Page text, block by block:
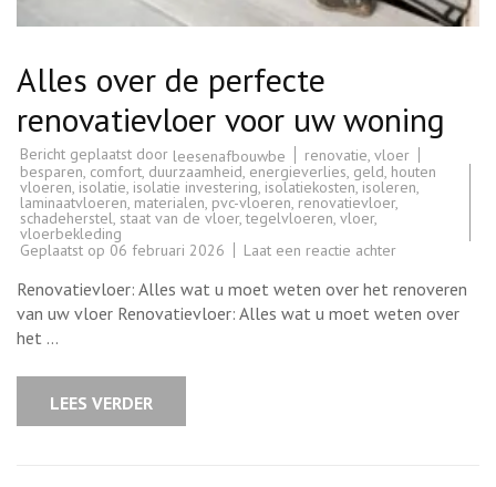
Alles over de perfecte
renovatievloer voor uw woning
Bericht geplaatst door leesenafbouwbe renovatie, vloer
besparen, comfort, duurzaamheid, energieverlies, geld, houten
vloeren, isolatie, isolatie investering, isolatiekosten,isoleren,
laminaatvloeren, materialen, pvc-vloeren, renovatievloer,
schadeherstel, staat van de vloer,tegelvloeren, vloer,
vloerbekleding
Geplaatst op 06 februari 2026 Laat een reactie achterop
de
perfecte
renovatievloer
Renovatievloer: Alles wat u moet weten over het renoveren
van uw vloer Renovatievloer: Alles wat u moet weten over
het …
LEES VERDER